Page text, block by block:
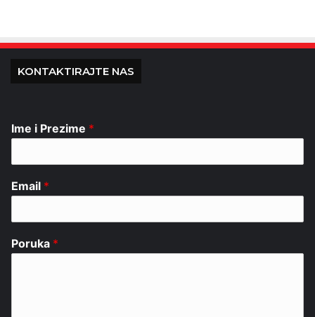
KONTAKTIRAJTE NAS
Ime i Prezime *
Email *
Poruka *